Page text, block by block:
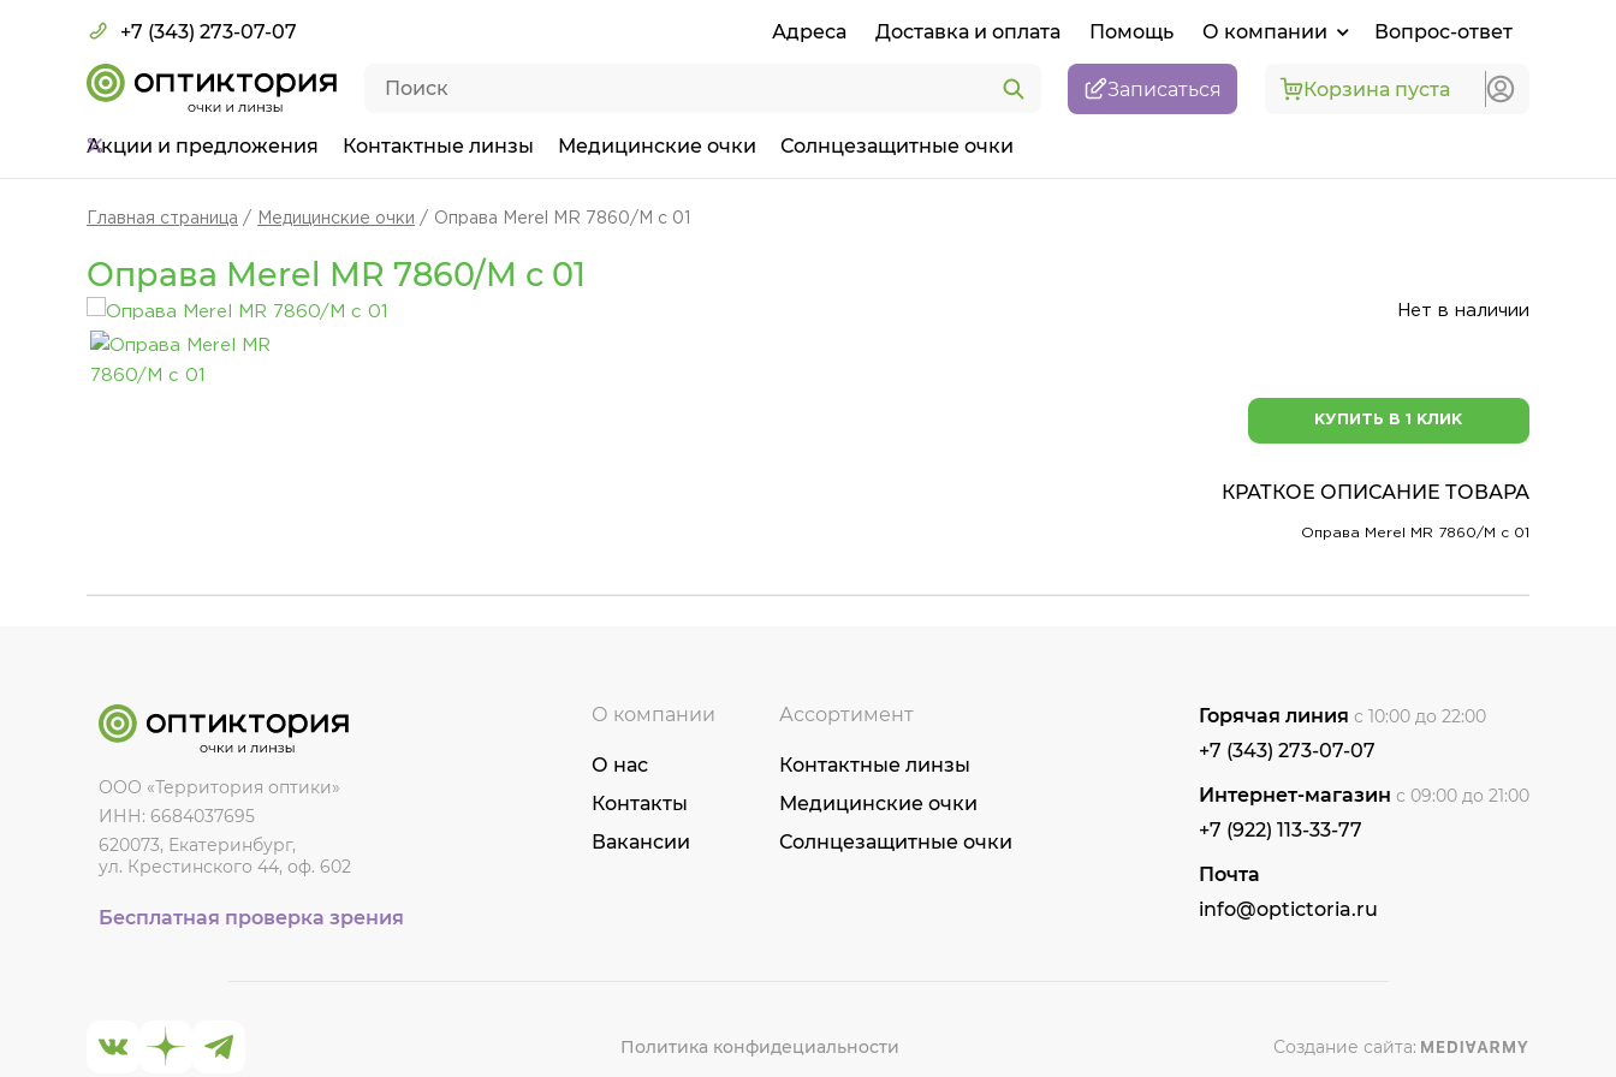
+7 (343) 273-07-07 Адреса Доставка и оплата Помощь О компании Вопрос-ответ
Записаться Корзина пуста
Акции и предложения Контактные линзы Медицинские очки Солнцезащитные очки
Главная страница Медицинские очки Оправа Merel MR 7860/M с 01
Оправа Merel MR 7860/M с 01
Нет в наличии
КУПИТЬ В 1 КЛИК
КРАТКОЕ ОПИСАНИЕ ТОВАРА
Оправа Merel MR 7860/M с 01
ООО «Территория оптики»
ИНН: 6684037695
620073, Екатеринбург,
ул. Крестинского 44, оф. 602
Бесплатная проверка зрения
О компании
О нас
Контакты
Вакансии
Ассортимент
Контактные линзы
Медицинские очки
Солнцезащитные очки
Горячая линия с 10:00 до 22:00
+7 (343) 273-07-07
Интернет-магазин с 09:00 до 21:00
+7 (922) 113-33-77
Почта
info@optictoria.ru
Политика конфидециальности Создание сайта: